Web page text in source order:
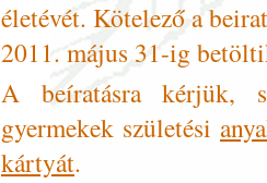
életévét. Kötelező a
2011. május 31-ig
A beíratásra kérjük,
gyermekek születési
kártyát.